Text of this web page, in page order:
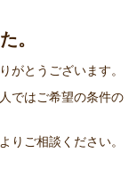
。
がとうございます。
ではご希望の条件の
りご相談ください。